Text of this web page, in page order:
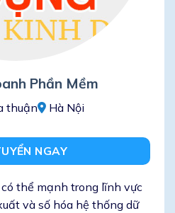
Phần Mềm
thuận Hà Nội
NGAY
thể mạnh trong lĩnh vực
và số hóa hệ thống dữ